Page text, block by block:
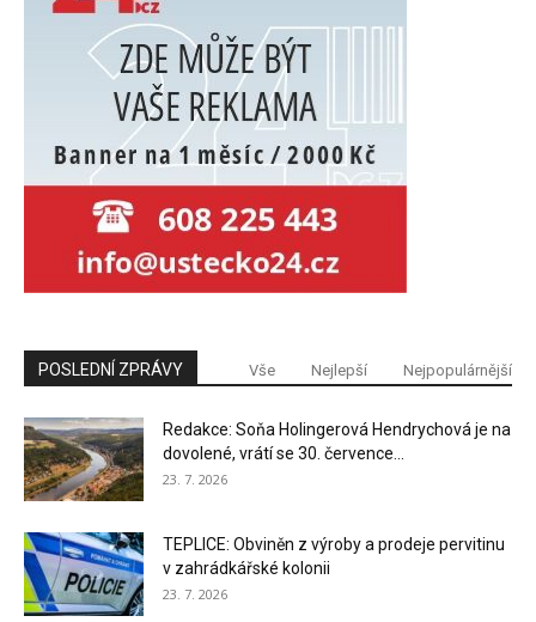
POSLEDNÍ ZPRÁVY Vše Nejlepší Nejpopulárnější
Redakce: Soňa Holingerová Hendrychová je na
dovolené, vrátí se 30. července...
23. 7. 2026
TEPLICE: Obviněn z výroby a prodeje pervitinu
v zahrádkářské kolonii
23. 7. 2026